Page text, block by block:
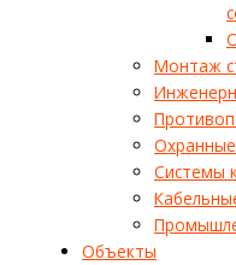
Монтаж
Системы
Объекты